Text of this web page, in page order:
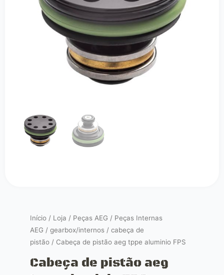
Início / Loja / Peças AEG / Peças Internas
AEG / gearbox/internos / cabeça de
pistão / Cabeça de pistão aeg tppe aluminio FPS
Cabeça de pistão aeg